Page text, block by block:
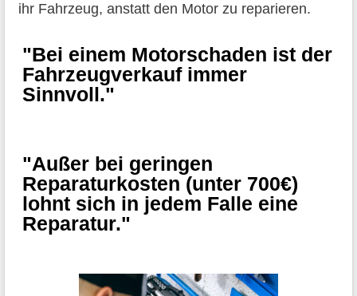
ihr Fahrzeug, anstatt den Motor zu reparieren.
"Bei einem Motorschaden ist der
Fahrzeugverkauf immer
Sinnvoll."
"Außer bei geringen
Reparaturkosten (unter 700€)
lohnt sich in jedem Falle eine
Reparatur."